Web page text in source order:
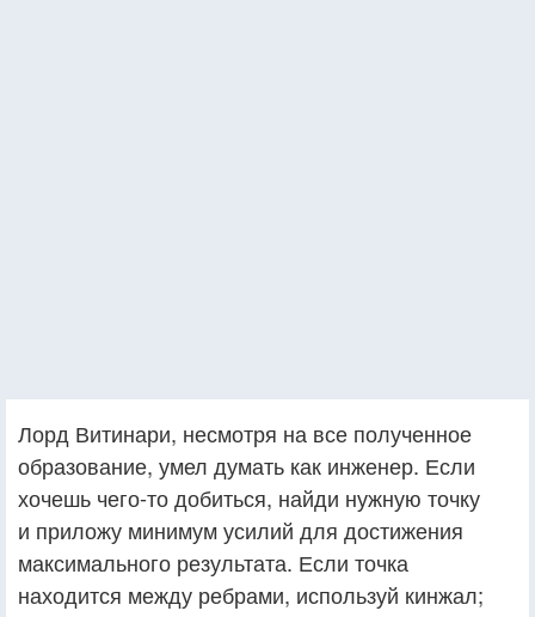
Лорд Витинари, несмотря на все полученное
образование, умел думать как инженер. Если
хочешь чего-то добиться, найди нужную точку
и приложу минимум усилий для достижения
максимального результата. Если точка
находится между ребрами, используй кинжал;